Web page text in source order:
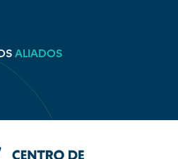
ALIADOS